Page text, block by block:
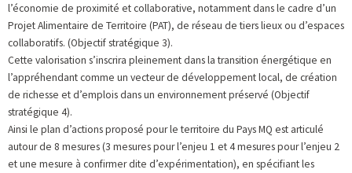
l’économie de proximité et collaborative, notamment dans le cadre d’un
Projet Alimentaire de Territoire (PAT), de réseau de tiers lieux ou d’espaces
collaboratifs. (Objectif stratégique 3).
Cette valorisation s’inscrira pleinement dans la transition énergétique en
l’appréhendant comme un vecteur de développement local, de création
de richesse et d’emplois dans un environnement préservé (Objectif
stratégique 4).
Ainsi le plan d’actions proposé pour le territoire du Pays MQ est articulé
autour de 8 mesures (3 mesures pour l’enjeu 1 et 4 mesures pour l’enjeu 2
et une mesure à confirmer dite d’expérimentation), en spécifiant les